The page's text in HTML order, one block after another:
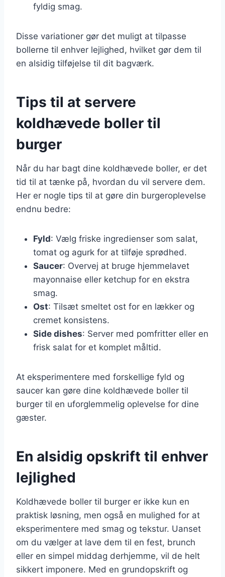
fyldig smag.
Disse variationer gør det muligt at tilpasse
bollerne til enhver lejlighed, hvilket gør dem til
en alsidig tilføjelse til dit bagværk.
Tips til at servere
koldhævede boller til
burger
Når du har bagt dine koldhævede boller, er det
tid til at tænke på, hvordan du vil servere dem.
Her er nogle tips til at gøre din burgeroplevelse
endnu bedre:
Fyld: Vælg friske ingredienser som salat,
tomat og agurk for at tilføje sprødhed.
Saucer: Overvej at bruge hjemmelavet
mayonnaise eller ketchup for en ekstra
smag.
Ost: Tilsæt smeltet ost for en lækker og
cremet konsistens.
Side dishes: Server med pomfritter eller en
frisk salat for et komplet måltid.
At eksperimentere med forskellige fyld og
saucer kan gøre dine koldhævede boller til
burger til en uforglemmelig oplevelse for dine
gæster.
En alsidig opskrift til enhver
lejlighed
Koldhævede boller til burger er ikke kun en
praktisk løsning, men også en mulighed for at
eksperimentere med smag og tekstur. Uanset
om du vælger at lave dem til en fest, brunch
eller en simpel middag derhjemme, vil de helt
sikkert imponere. Med en grundopskrift og